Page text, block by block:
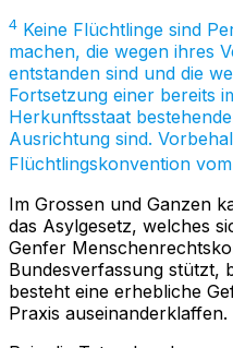
4 Keine Flüchtlinge sind
machen, die wegen ihres
entstanden sind und die
Fortsetzung einer bereits
Herkunftsstaat
Ausrichtung sind.
Flüchtlingskonvention
Im Grossen und Ganzen
das Asylgesetz, welches
Genfer
Bundesverfassung stützt,
besteht eine erhebliche
Praxis auseinanderklaffen.